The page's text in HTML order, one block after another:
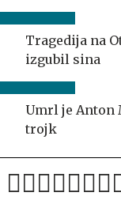
Tragedija na
izgubil sina
Umrl je Anton
trojk